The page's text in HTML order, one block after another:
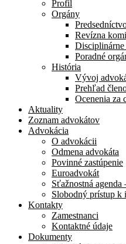
Profil
Orgány
Revízna
Poradné
História
Vývoj
Prehľad
Ocenenia za
Aktuality
Zoznam advokátov
Advokácia
O advokácii
Odmena advokáta
Povinné zastúpenie
Euroadvokát
Sťažnostná agenda
Slobodný prístup k
Kontakty
Zamestnanci
Kontaktné údaje
Dokumenty